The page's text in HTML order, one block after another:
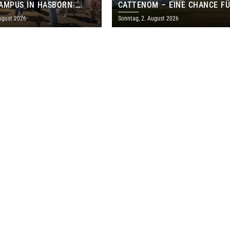
IN HASBORN-
FÜR RUND 8,5 BIS 9
EURO
2026
CATTENOM – EINE CHANCE
LOTHRINGEN UND DAS
Sonntag, 2. August 2026